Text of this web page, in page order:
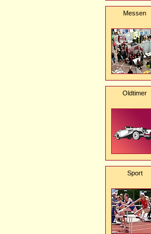
Messen
Oldtimer
Sport